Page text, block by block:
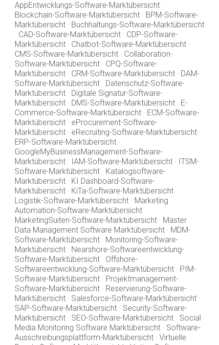
AppEntwicklungs-Software-Marktübersicht ·
Blockchain-Software-Marktübersicht · BPM-Software-
Marktübersicht · Buchhaltungs-Software-Marktübersicht
· CAD-Software-Marktübersicht · CDP-Software-
Marktübersicht · Chatbot-Software-Marktübersicht ·
CMS-Software-Marktübersicht · Collaboration-
Software-Marktübersicht · CPQ-Software-
Marktübersicht · CRM-Software-Marktübersicht · DAM-
Software-Marktübersicht · Datenschutz-Software-
Marktübersicht · Digitale Signatur-Software-
Marktübersicht · DMS-Software-Marktübersicht · E-
Commerce-Software-Marktübersicht · ECM-Software-
Marktübersicht · eProcurement-Software-
Marktübersicht · eRecruiting-Software-Marktübersicht ·
ERP-Software-Marktübersicht ·
GoogleMyBusinessManagement-Software-
Marktübersicht · IAM-Software-Marktübersicht · ITSM-
Software-Marktübersicht · Katalogsoftware-
Marktübersicht · KI Dashboard-Software-
Marktübersicht · KiTa-Software-Marktübersicht ·
Logistik-Software-Marktübersicht · Marketing
Automation-Software-Marktübersicht ·
MarketingSuiten-Software-Marktübersicht · Master
Data Management Software Marktübersicht · MDM-
Software-Marktübersicht · Monitoring-Software-
Marktübersicht · Nearshore-Softwareentwicklung-
Software-Marktübersicht · Offshore-
Softwareentwicklung-Software-Marktübersicht · PIM-
Software-Marktübersicht · Projektmanagement-
Software-Marktübersicht · Reservierung-Software-
Marktübersicht · Salesforce-Software-Marktübersicht ·
SAP-Software-Marktübersicht · Security-Software-
Marktübersicht · SEO-Software-Marktübersicht · Social
Media Monitoring Software Marktübersicht · Software-
Ausschreibungsplattform-Marktübersicht · Virtuelle